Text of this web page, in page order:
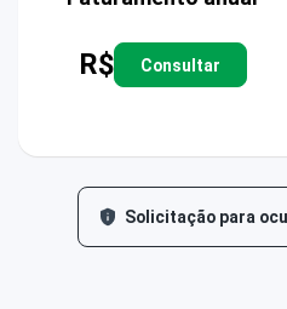
R$ Consultar
Solicitação para